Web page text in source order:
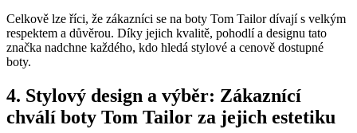
Celkově‍ lze říci, ‍že zákazníci se na boty Tom Tailor dívají s velkým​
respektem a⁤ důvěrou. Díky jejich kvalitě, pohodlí a designu tato
‌značka nadchne každého, ⁣kdo hledá ‍stylové ​a cenově‍ dostupné‌
boty.
4. Stylový design a výběr: Zákaznící
chválí boty Tom ​Tailor za ⁢jejich estetiku